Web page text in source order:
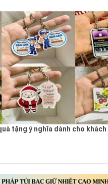
tặng ý nghĩa dành cho khách